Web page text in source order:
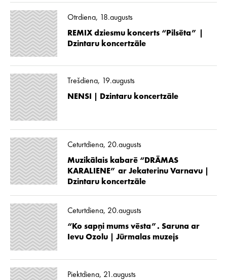
Otrdiena, 18.augusts
REMIX dziesmu koncerts “Pilsēta” |
Dzintaru koncertzāle
Trešdiena, 19.augusts
NENSI | Dzintaru koncertzāle
Ceturtdiena, 20.augusts
Muzikālais kabarē “DRĀMAS
KARALIENE” ar Jekaterinu Varnavu |
Dzintaru koncertzāle
Ceturtdiena, 20.augusts
“Ko sapņi mums vēsta”. Saruna ar
Ievu Ozolu | Jūrmalas muzejs
Piektdiena, 21.augusts